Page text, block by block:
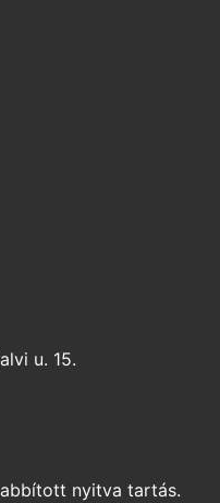
u. 15.
nyitva tartás.